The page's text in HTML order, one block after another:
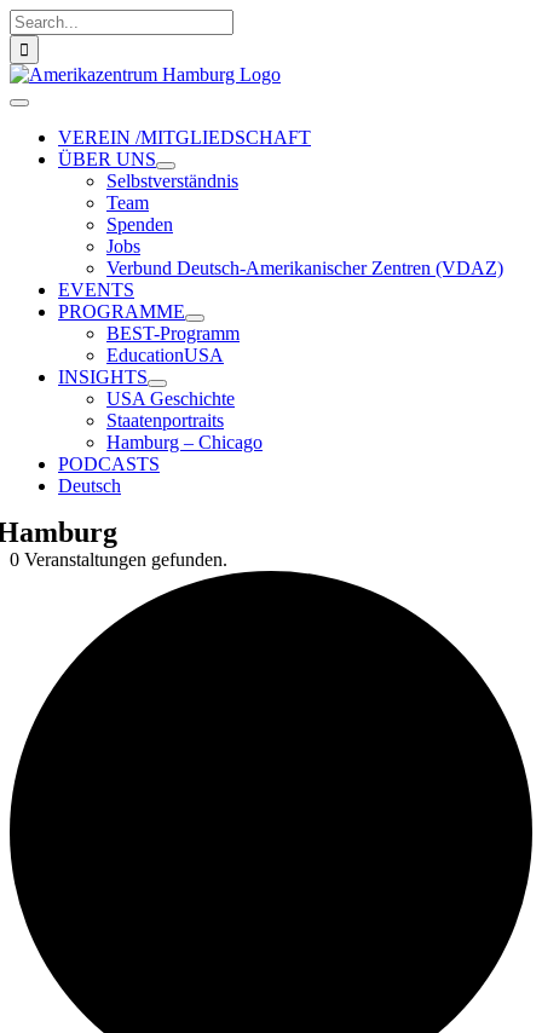
Zum
Inhalt
springen
Suche
nach:
Toggle
NavigationVEREIN /MITGLIEDSCHAFT
ÜBER UNS
Selbstverständnis
Team
Spenden
Jobs
Verbund Deutsch-Amerikanischer Zentren (VDAZ)
EVENTS
PROGRAMME
BEST-Programm
EducationUSA
INSIGHTS
USA Geschichte
Staatenportraits
Hamburg – Chicago
PODCASTS
Deutsch
0 Veranstaltungen gefunden.